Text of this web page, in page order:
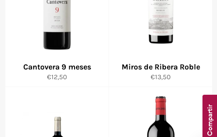
Cantovera 9 meses
Precio
€12,50
Miros de Ribera Roble
Precio
€13,50
Compartir